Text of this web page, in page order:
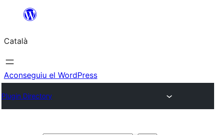
contingut
Català
Aconseguiu el WordPress
Plugin Directory